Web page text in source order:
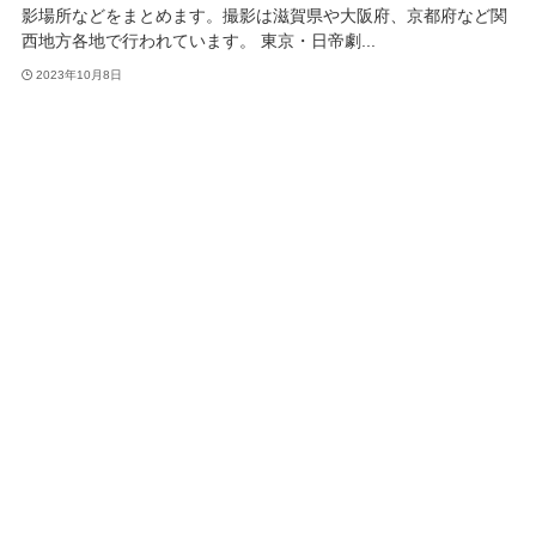
影場所などをまとめます。撮影は滋賀県や大阪府、京都府など関
西地方各地で行われています。 東京・日帝劇...
2023年10月8日